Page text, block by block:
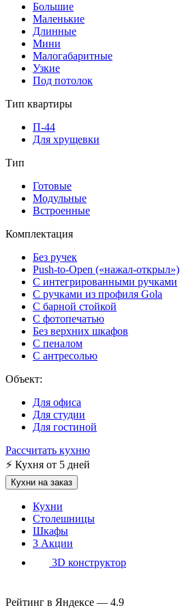
Большие
Маленькие
Длинные
Мини
Малогабаритные
Узкие
Под потолок
Тип квартиры
П-44
Для хрущевки
Тип
Готовые
Модульные
Встроенные
Комплектация
Без ручек
Push-to-Open («нажал-открыл»)
С интегрированными ручками
С ручками из профиля Gola
С барной стойкой
С фотопечатью
Без верхних шкафов
С пеналом
С антресолью
Объект:
Для офиса
Для студии
Для гостиной
Рассчитать кухню
⚡ Кухня от 5 дней
Кухни на заказ
Кухни
Столешницы
Шкафы
3 Акции
3D конструктор
Рейтинг в Яндексе — 4.9